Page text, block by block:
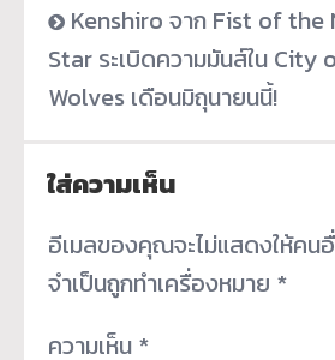
Kenshiro จาก Fist of the
Star ระเบิดความมันส์ใน City
Wolves เดือนมิถุนายนนี้!
ใส่ความเห็น
อีเมลของคุณจะไม่แสดงให้คน
จำเป็นถูกทำเครื่องหมาย *
ความเห็น *